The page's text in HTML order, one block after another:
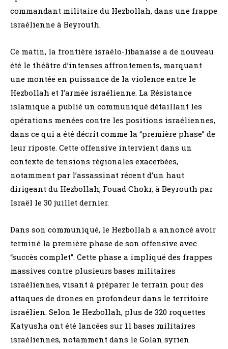
commandant militaire du Hezbollah, dans une frappe
israélienne à Beyrouth.
Ce matin, la frontière israélo-libanaise a de nouveau
été le théâtre d’intenses affrontements, marquant
une montée en puissance de la violence entre le
Hezbollah et l’armée israélienne. La Résistance
islamique a publié un communiqué détaillant les
opérations menées contre les positions israéliennes,
dans ce qui a été décrit comme la “première phase” de
leur riposte. Cette offensive intervient dans un
contexte de tensions régionales exacerbées,
notamment par l’assassinat récent d’un haut
dirigeant du Hezbollah, Fouad Chokr, à Beyrouth par
Israël le 30 juillet dernier.
Dans son communiqué, le Hezbollah a annoncé avoir
terminé la première phase de son offensive avec
“succès complet”. Cette phase a impliqué des frappes
massives contre plusieurs bases militaires
israéliennes, visant à préparer le terrain pour des
attaques de drones en profondeur dans le territoire
israélien. Selon le Hezbollah, plus de 320 roquettes
Katyusha ont été lancées sur 11 bases militaires
israéliennes, notamment dans le Golan syrien